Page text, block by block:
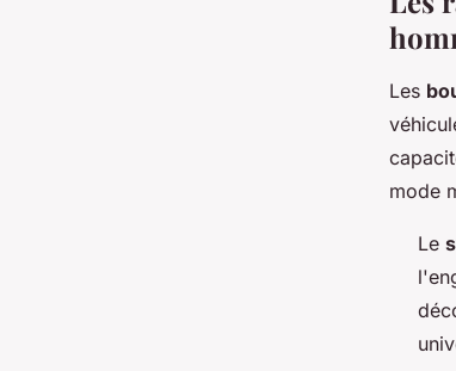
Les
mode
Le